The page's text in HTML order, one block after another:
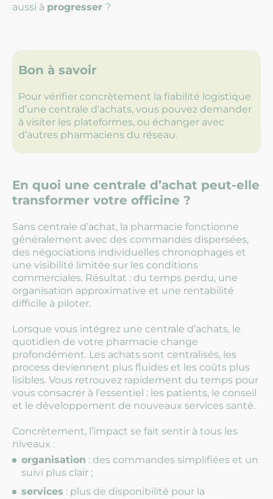
aussi à progresser ?
Bon à savoir
Pour vérifier concrètement la fiabilité logistique
d’une centrale d’achats, vous pouvez demander
à visiter les plateformes, ou échanger avec
d’autres pharmaciens du réseau.
En quoi une centrale d’achat peut-elle
transformer votre officine ?
Sans centrale d’achat, la pharmacie fonctionne
généralement avec des commandes dispersées,
des négociations individuelles chronophages et
une visibilité limitée sur les conditions
commerciales. Résultat : du temps perdu, une
organisation approximative et une rentabilité
difficile à piloter.
Lorsque vous intégrez une centrale d’achats, le
quotidien de votre pharmacie change
profondément. Les achats sont centralisés, les
process deviennent plus fluides et les coûts plus
lisibles. Vous retrouvez rapidement du temps pour
vous consacrer à l’essentiel : les patients, le conseil
et le développement de nouveaux services santé.
Concrètement, l’impact se fait sentir à tous les
niveaux :
organisation : des commandes simplifiées et un
suivi plus clair ;
services : plus de disponibilité pour la